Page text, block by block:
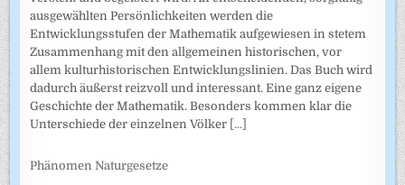
ausgewählten Persönlichkeiten werden die
Entwicklungsstufen der Mathematik aufgewiesen in stetem
Zusammenhang mit den allgemeinen historischen, vor
allem kulturhistorischen Entwicklungslinien. Das Buch wird
dadurch äußerst reizvoll und interessant. Eine ganz eigene
Geschichte der Mathematik. Besonders kommen klar die
Unterschiede der einzelnen Völker [...]
Phänomen Naturgesetze